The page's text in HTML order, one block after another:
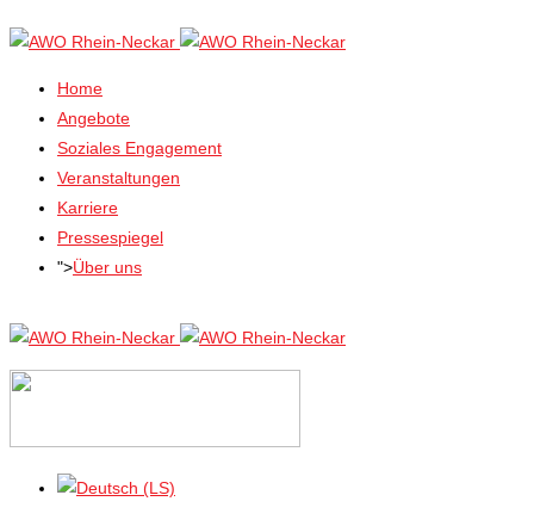
Home
Angebote
Soziales Engagement
Veranstaltungen
Karriere
Pressespiegel
">Über uns